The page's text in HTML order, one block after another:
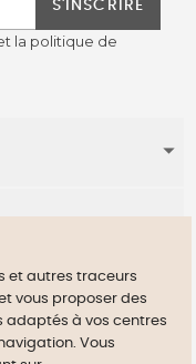
S'INSCRIRE
la politique de
et autres traceurs
vous proposer des
adaptés à vos centres
Vous